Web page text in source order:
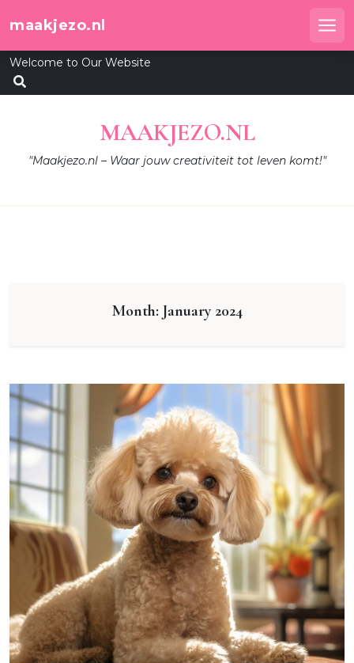
tomaakjezo.nl
Welcome to Our Website
MAAKJEZO.NL
"Maakjezo.nl – Waar jouw creativiteit tot leven komt!"
Month: January 2024